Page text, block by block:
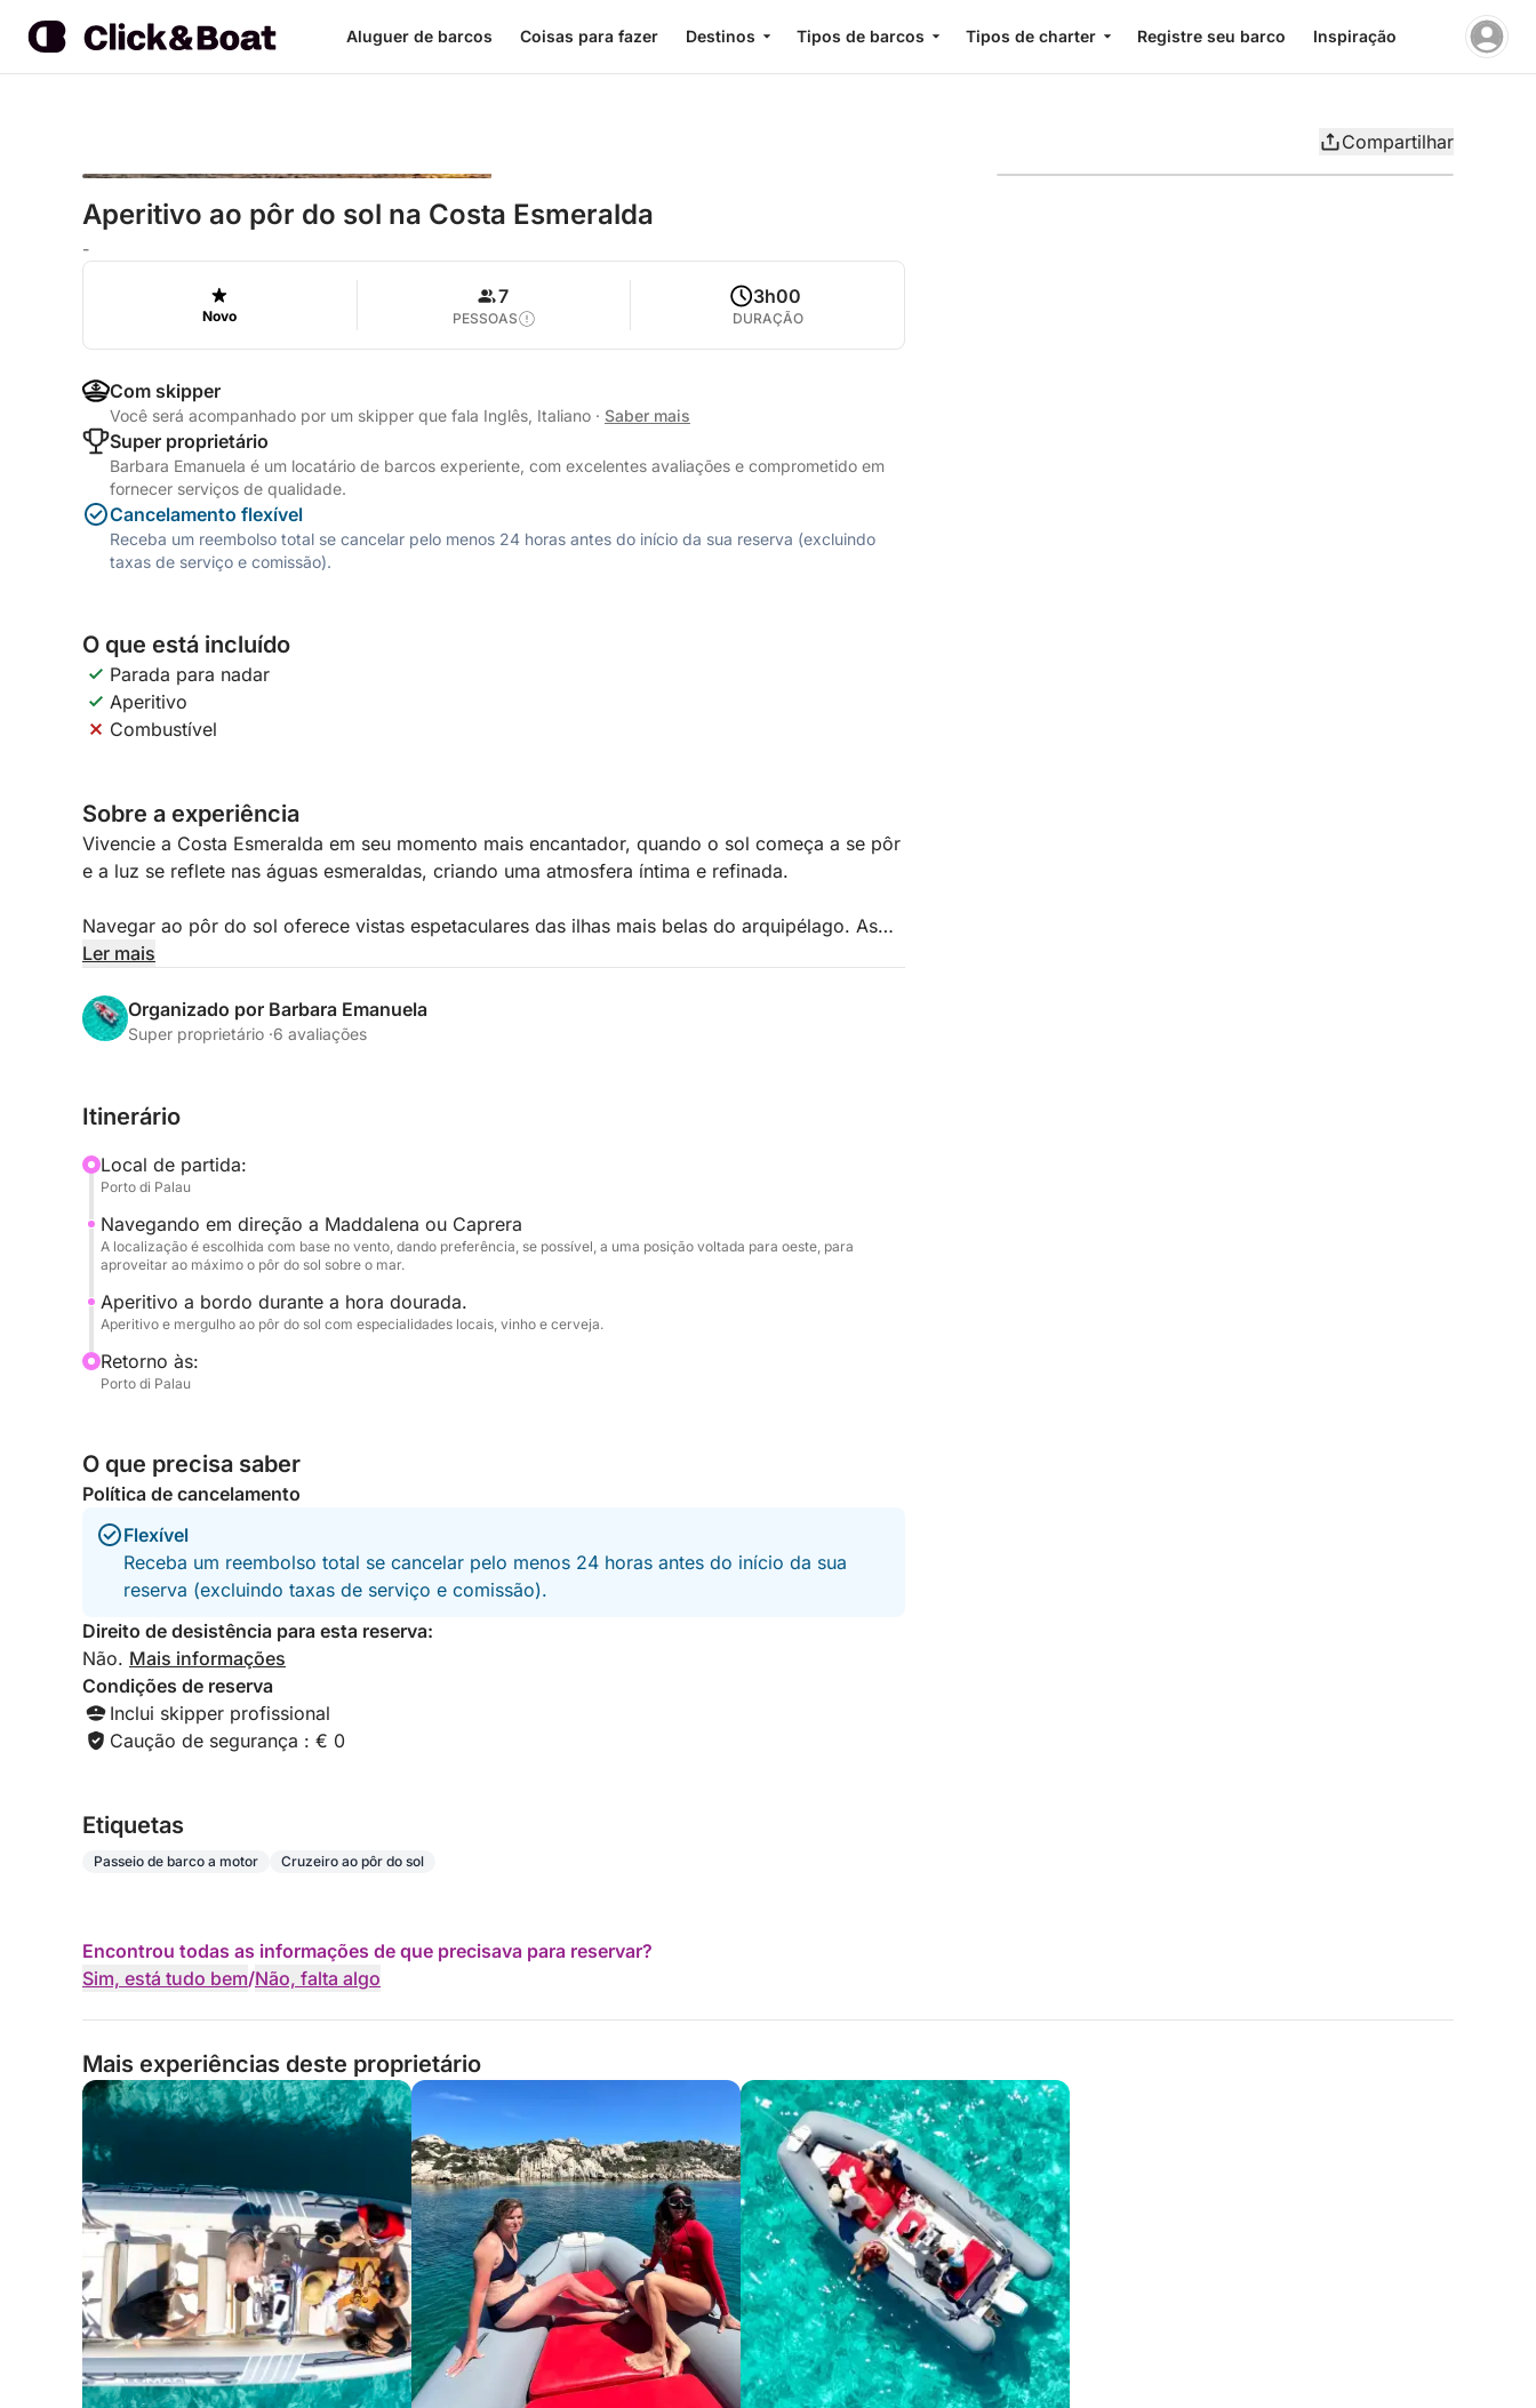
Aluguer de barcos Coisas para fazer Destinos Tipos de barcos Tipos de charter Registre seu barco Inspiração
Compartilhar
Aperitivo ao pôr do sol na Costa Esmeralda
-
Novo
7
PESSOAS
3h00
DURAÇÃO
Com skipper
Você será acompanhado por um skipper que fala Inglês, Italiano · Saber mais
Super proprietário
Barbara Emanuela é um locatário de barcos experiente, com excelentes avaliações e comprometido em
fornecer serviços de qualidade.
Cancelamento flexível
Receba um reembolso total se cancelar pelo menos 24 horas antes do início da sua reserva (excluindo
taxas de serviço e comissão).
O que está incluído
Parada para nadar
Aperitivo
Combustível
Sobre a experiência
Vivencie a Costa Esmeralda em seu momento mais encantador, quando o sol começa a se pôr
e a luz se reflete nas águas esmeraldas, criando uma atmosfera íntima e refinada.
Navegar ao pôr do sol oferece vistas espetaculares das ilhas mais belas do arquipélago. As
rochas de granito ganham tons dourados e alaranjados, enquanto o mar se torna calmo e
mergulho nas águas tranquilas.
ocasião especial, este passeio é a combinação perfeita de natureza e charme.
Uma maneira única de terminar o dia no coração da Costa Esmeralda.
Ler mais
Organizado por Barbara Emanuela
Super proprietário ·6 avaliações
Itinerário
Local de partida:
Porto di Palau
Navegando em direção a Maddalena ou Caprera
A localização é escolhida com base no vento, dando preferência, se possível, a uma posição voltada para oeste, para
aproveitar ao máximo o pôr do sol sobre o mar.
Aperitivo a bordo durante a hora dourada.
Aperitivo e mergulho ao pôr do sol com especialidades locais, vinho e cerveja.
Retorno às:
Porto di Palau
O que precisa saber
Política de cancelamento
Flexível
Receba um reembolso total se cancelar pelo menos 24 horas antes do início da sua
reserva (excluindo taxas de serviço e comissão).
Direito de desistência para esta reserva:
Não. Mais informações
Condições de reserva
Inclui skipper profissional
Caução de segurança : € 0
Etiquetas
Passeio de barco a motor Cruzeiro ao pôr do sol
Encontrou todas as informações de que precisava para reservar?
Sim, está tudo bem/Não, falta algo
Mais experiências deste proprietário